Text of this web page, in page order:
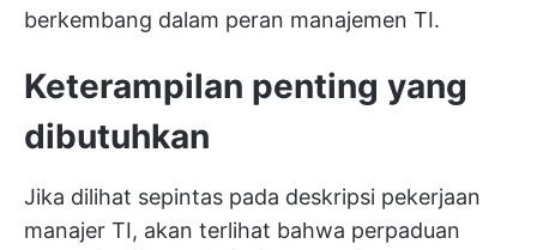
berkembang dalam peran manajemen TI.
Keterampilan penting yang
dibutuhkan
Jika dilihat sepintas pada deskripsi pekerjaan
manajer TI, akan terlihat bahwa perpaduan